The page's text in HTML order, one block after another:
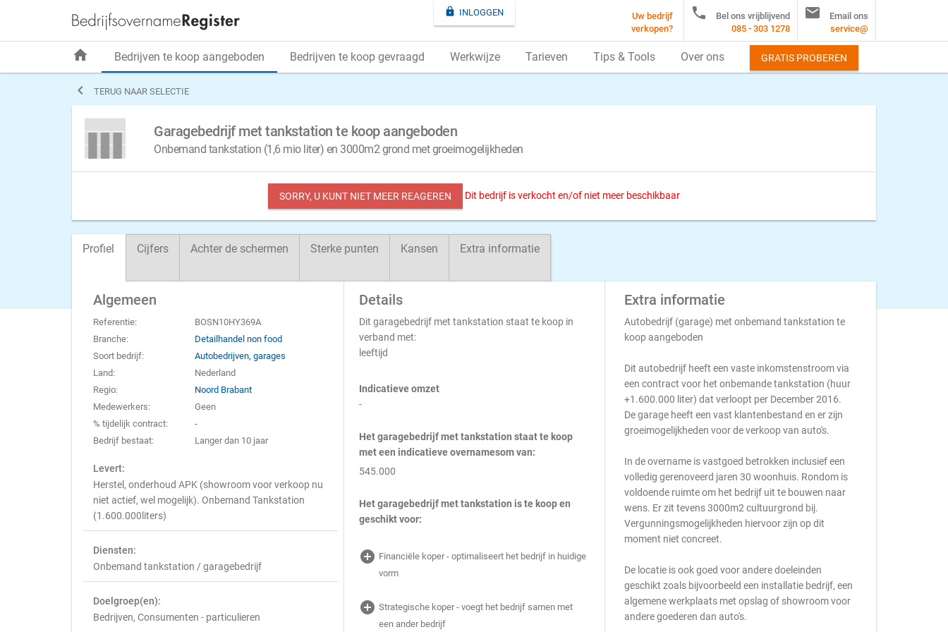
 TERUG NAAR SELECTIE
Garagebedrijf met tankstation te koop aangeboden
Onbemand tankstation (1,6 mio liter) en 3000m2 grond met groeimogelijkheden
SORRY, U KUNT NIET MEER REAGEREN Dit bedrijf is verkocht en/of niet meer beschikbaar
Profiel Cijfers Achter de schermen Sterke punten Kansen Extra informatie
Algemeen
Referentie:
BOSN10HY369A
Branche:
Detailhandel non food
Soort bedrijf:
Autobedrijven, garages
Land:
Nederland
Regio:
Noord Brabant
Medewerkers:
Geen
% tijdelijk contract:
-
Bedrijf bestaat:
Langer dan 10 jaar
Levert:
Herstel, onderhoud APK (showroom voor verkoop nu
niet actief, wel mogelijk). Onbemand Tankstation
(1.600.000liters)
Diensten:
Onbemand tankstation / garagebedrijf
Doelgroep(en):
Bedrijven, Consumenten - particulieren
Details
Dit garagebedrijf met tankstation staat te koop in
verband met:
leeftijd
Indicatieve omzet
-
Het garagebedrijf met tankstation staat te koop
met een indicatieve overnamesom van:
545.000
Het garagebedrijf met tankstation is te koop en
geschikt voor:
add_circle Financiële koper - optimaliseert het bedrijf in huidige
vorm
add_circle Strategische koper - voegt het bedrijf samen met
een ander bedrijf
Extra informatie
Autobedrijf (garage) met onbemand tankstation te
koop aangeboden
Dit autobedrijf heeft een vaste inkomstenstroom via
een contract voor het onbemande tankstation (huur
+1.600.000 liter) dat verloopt per December 2016.
De garage heeft een vast klantenbestand en er zijn
groeimogelijkheden voor de verkoop van auto's.
In de overname is vastgoed betrokken inclusief een
volledig gerenoveerd jaren 30 woonhuis. Rondom is
voldoende ruimte om het bedrijf uit te bouwen naar
wens. Er zit tevens 3000m2 cultuurgrond bij.
Vergunningsmogelijkheden hiervoor zijn op dit
moment niet concreet.
De locatie is ook goed voor andere doeleinden
geschikt zoals bijvoorbeeld een installatie bedrijf, een
algemene werkplaats met opslag of showroom voor
andere goederen dan auto's.
 INLOGGEN
Uw bedrijf
verkopen?

Bel ons vrijblijvend
085 - 303 1278

Email ons
service@
home Bedrijven te koop aangeboden Bedrijven te koop gevraagd Werkwijze Tarieven Tips & Tools Over ons GRATIS PROBEREN